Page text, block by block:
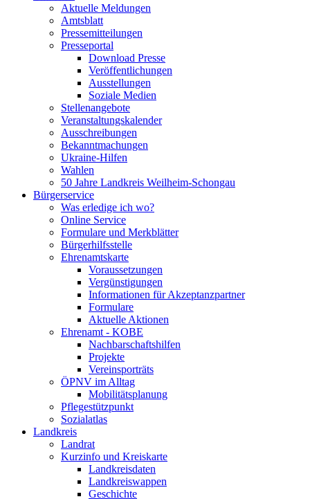
Aktuelle Meldungen
Amtsblatt
Pressemitteilungen
Presseportal
Download Presse
Veröffentlichungen
Ausstellungen
Soziale Medien
Stellenangebote
Veranstaltungskalender
Ausschreibungen
Bekanntmachungen
Ukraine-Hilfen
Wahlen
50 Jahre Landkreis Weilheim-Schongau
Bürgerservice
Was erledige ich wo?
Online Service
Formulare und Merkblätter
Bürgerhilfsstelle
Ehrenamtskarte
Voraussetzungen
Vergünstigungen
Informationen für Akzeptanzpartner
Formulare
Aktuelle Aktionen
Ehrenamt - KOBE
Nachbarschaftshilfen
Projekte
Vereinsporträts
ÖPNV im Alltag
Mobilitätsplanung
Pflegestützpunkt
Sozialatlas
Landkreis
Landrat
Kurzinfo und Kreiskarte
Landkreisdaten
Landkreiswappen
Geschichte